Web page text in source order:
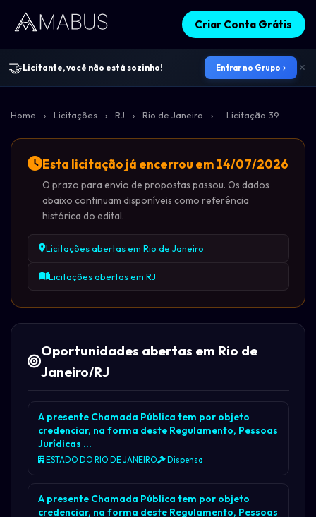
Criar Conta Grátis
🤝Licitante, você não está sozinho! Entrar no Grupo
Home › Licitações › RJ › Rio de Janeiro › Licitação 39
Esta licitação já encerrou em 14/07/2026
O prazo para envio de propostas passou. Os dados
abaixo continuam disponíveis como referência
histórica do edital.
Licitações abertas em Rio de Janeiro
Licitações abertas em RJ
Oportunidades abertas em Rio de
Janeiro/RJ
A presente Chamada Pública tem por objeto
credenciar, na forma deste Regulamento, Pessoas
Jurídicas …
ESTADO DO RIO DE JANEIRO Dispensa
A presente Chamada Pública tem por objeto
credenciar, na forma deste Regulamento, Pessoas